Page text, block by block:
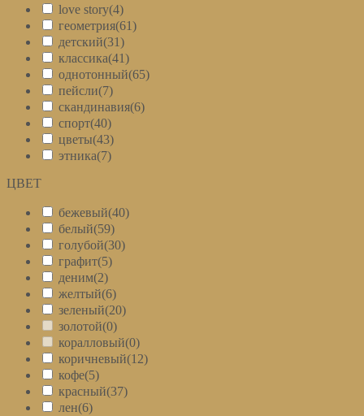
love story(4)
геометрия(61)
детский(31)
классика(41)
однотонный(65)
пейсли(7)
скандинавия(6)
спорт(40)
цветы(43)
этника(7)
ЦВЕТ
бежевый(40)
белый(59)
голубой(30)
графит(5)
деним(2)
желтый(6)
зеленый(20)
золотой(0)
коралловый(0)
коричневый(12)
кофе(5)
красный(37)
лен(6)